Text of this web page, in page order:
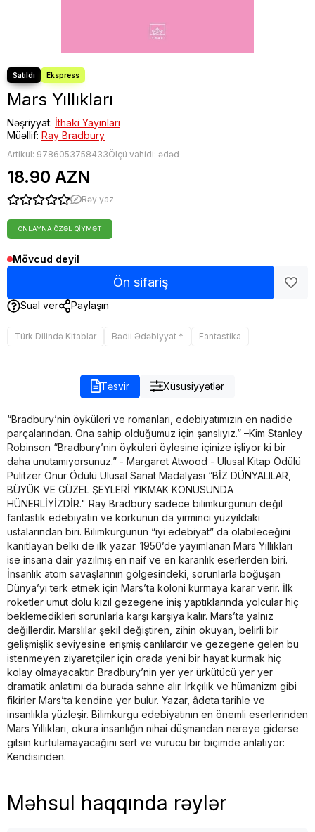
Mars Yıllıkları
Nəşriyyat: İthaki Yayınları
Müəllif: Ray Bradbury
Artikul: 9786053758433Ölçü vahidi: ədəd
18.90 AZN
Rəy yaz
ONLAYNA ÖZƏL QIYMƏT
Mövcud deyil
Ön sifariş
Sual ver Paylaşın
Türk Dilində Kitablar Bədii Ədəbiyyat * Fantastika
Təsvir Xüsusiyyətlər
“Bradbury’nin öyküleri ve romanları, edebiyatımızın en nadide
parçalarından. Ona sahip olduğumuz için şanslıyız.” –Kim Stanley
Robinson “Bradbury’nin öyküleri öylesine içinize işliyor ki bir
daha unutamıyorsunuz.” - Margaret Atwood - Ulusal Kitap Ödülü
Pulitzer Onur Ödülü Ulusal Sanat Madalyası “BİZ DÜNYALILAR,
BÜYÜK VE GÜZEL ŞEYLERİ YIKMAK KONUSUNDA
HÜNERLİYİZDİR." Ray Bradbury sadece bilimkurgunun değil
fantastik edebiyatın ve korkunun da yirminci yüzyıldaki
ustalarından biri. Bilimkurgunun “iyi edebiyat” da olabileceğini
kanıtlayan belki de ilk yazar. 1950’de yayımlanan Mars Yıllıkları
ise insana dair yazılmış en naif ve en karanlık eserlerden biri.
İnsanlık atom savaşlarının gölgesindeki, sorunlarla boğuşan
Dünya’yı terk etmek için Mars’ta koloni kurmaya karar verir. İlk
roketler umut dolu kızıl gezegene iniş yaptıklarında yolcular hiç
beklemedikleri sorunlarla karşı karşıya kalır. Mars’ta yalnız
değillerdir. Marslılar şekil değiştiren, zihin okuyan, belirli bir
gelişmişlik seviyesine erişmiş canlılardır ve gezegene gelen bu
istenmeyen ziyaretçiler için orada yeni bir hayat kurmak hiç
kolay olmayacaktır. Bradbury’nin yer yer ürkütücü yer yer
dramatik anlatımı da burada sahne alır. Irkçılık ve hümanizm gibi
fikirler Mars’ta kendine yer bulur. Yazar, âdeta tarihle ve
insanlıkla yüzleşir. Bilimkurgu edebiyatının en önemli eserlerinden
Mars Yıllıkları, okura insanlığın nihai düşmandan nereye giderse
gitsin kurtulamayacağını sert ve vurucu bir biçimde anlatıyor:
Kendisinden.
Məhsul haqqında rəylər